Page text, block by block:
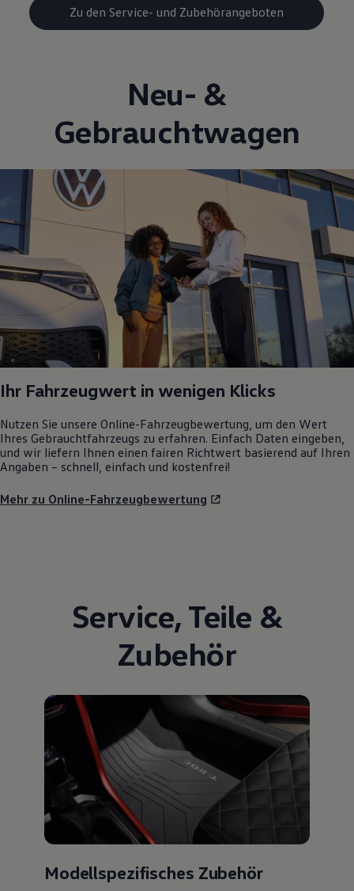
Zu den Service- und Zubehörangeboten
Neu- &
Gebrauchtwagen
Ihr Fahrzeugwert in wenigen Klicks
Nutzen Sie unsere Online-Fahrzeugbewertung, um den Wert
Ihres Gebrauchtfahrzeugs zu erfahren. Einfach Daten eingeben,
und wir liefern Ihnen einen fairen Richtwert basierend auf Ihren
Angaben – schnell, einfach und kostenfrei!
Mehr zu Online-Fahrzeugbewertung
Service, Teile &
Zubehör
Modellspezifisches Zubehör